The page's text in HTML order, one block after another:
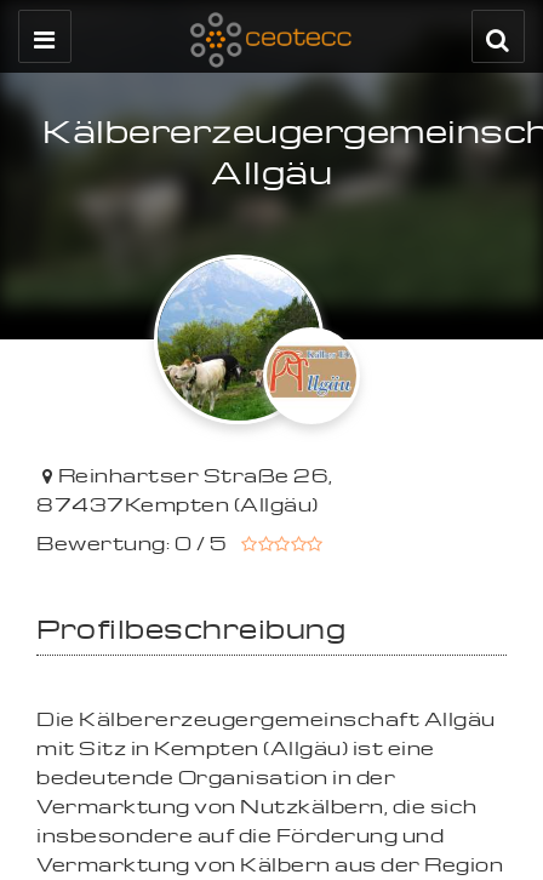
Allgäu
Reinhartser Straße 26,
87437Kempten (Allgäu)
Bewertung: 0 / 5
Profilbeschreibung
Die Kälbererzeugergemeinschaft Allgäu
mit Sitz in Kempten (Allgäu) ist eine
bedeutende Organisation in der
Vermarktung von Nutzkälbern, die sich
insbesondere auf die Förderung und
Vermarktung von Kälbern aus der Region